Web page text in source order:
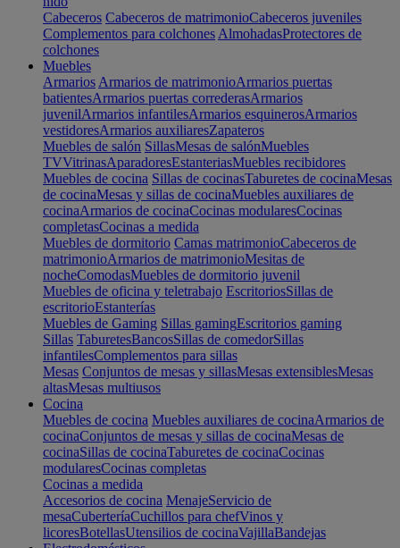
Cabeceros Cabeceros de matrimonioCabeceros juveniles
Complementos para colchones AlmohadasProtectores de
colchones
Muebles
Armarios Armarios de matrimonioArmarios puertas
batientesArmarios puertas correderasArmarios
juvenilArmarios infantilesArmarios esquinerosArmarios
vestidoresArmarios auxiliaresZapateros
Muebles de salón SillasMesas de salónMuebles
TVVitrinasAparadoresEstanteriasMuebles recibidores
Muebles de cocina Sillas de cocinasTaburetes de cocinaMesas
de cocinaMesas y sillas de cocinaMuebles auxiliares de
cocinaArmarios de cocinaCocinas modularesCocinas
completasCocinas a medida
Muebles de dormitorio Camas matrimonioCabeceros de
matrimonioArmarios de matrimonioMesitas de
nocheComodasMuebles de dormitorio juvenil
Muebles de oficina y teletrabajo EscritoriosSillas de
escritorioEstanterías
Muebles de Gaming Sillas gamingEscritorios gaming
Sillas TaburetesBancosSillas de comedorSillas
infantilesComplementos para sillas
Mesas Conjuntos de mesas y sillasMesas extensiblesMesas
altasMesas multiusos
Cocina
Muebles de cocina Muebles auxiliares de cocinaArmarios de
cocinaConjuntos de mesas y sillas de cocinaMesas de
cocinaSillas de cocinaTaburetes de cocinaCocinas
modularesCocinas completas
Cocinas a medida
Accesorios de cocina MenajeServicio de
mesaCuberteríaCuchillos para chefVinos y
licoresBotellasUtensilios de cocinaVajillaBandejas